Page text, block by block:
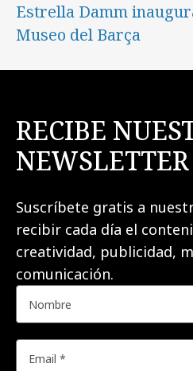
Estrella Damm
Museo del Barça
RECIBE
NEWSLETTER
Suscríbete gratis a
recibir cada día el
creatividad, publicidad,
comunicación.